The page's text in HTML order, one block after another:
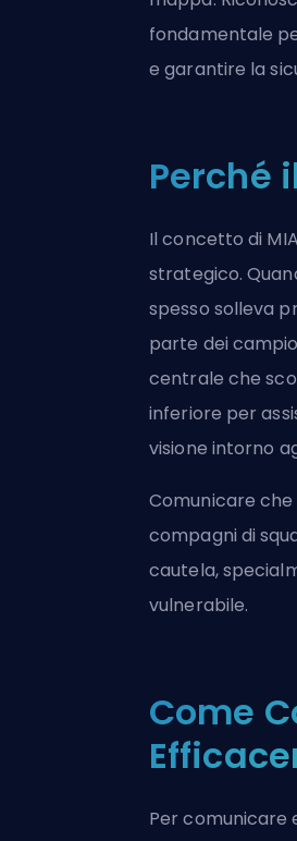
fondamentale
e garantire la
Perché
Il concetto di
strategico.
spesso solleva
parte dei
centrale che
inferiore per
visione intorno
Comunicare
compagni di
cautela,
vulnerabile.
Come
Per comunicare